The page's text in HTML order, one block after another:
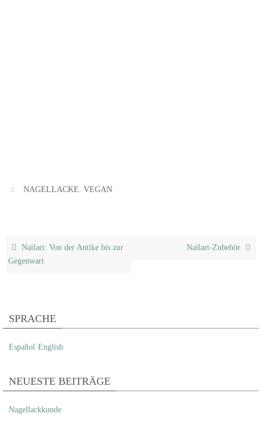
NAGELLACKE,VEGAN
Nailart: Von der Antike bis zur
Gegenwart
Nailart-Zubehör
SPRACHE
Español English
NEUESTE BEITRÄGE
Nagellackkunde